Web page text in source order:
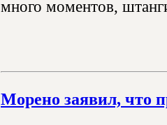
много моментов,
Морено заявил, что